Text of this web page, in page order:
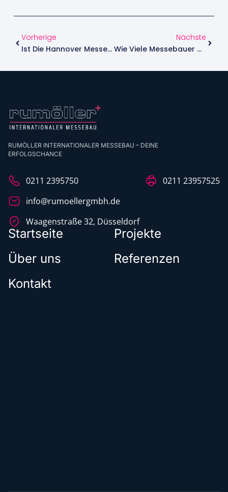
Vorherige
Ist Die Hannover Messe Die Größte Industriemesse Weltweit
Nächste
Wie Viele Messebauer Gibt Es Eigentlich In Deutschland
RUMÖLLER INTERNATIONALER MESSEBAU – DEINE
ERFOLGSCHANCE
0211 2395750
0211 23957525
info@rumoellergmbh.de
Waagenstraße 32, Düsseldorf
Startseite
Projekte
Über uns
Referenzen
Kontakt